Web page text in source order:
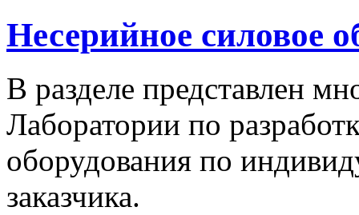
Несерийное силовое
В разделе представлен
Лаборатории по
оборудования по
заказчика.